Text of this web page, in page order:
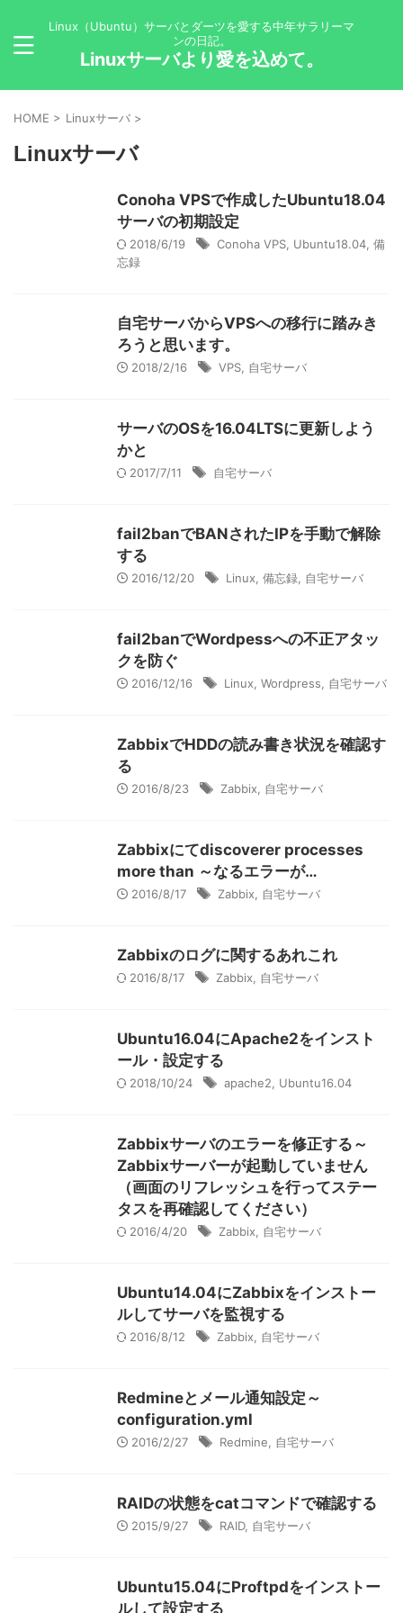
Linux（Ubuntu）サーバとダーツを愛する中年サラリーマ
ンの日記。
Linuxサーバより愛を込めて。
HOME > Linuxサーバ >
Linuxサーバ
Conoha VPSで作成したUbuntu18.04
サーバの初期設定
2018/6/19 Conoha VPS Ubuntu18.04 備
忘録
自宅サーバからVPSへの移行に踏みき
ろうと思います。
2018/2/16 VPS 自宅サーバ
サーバのOSを16.04LTSに更新しよう
かと
2017/7/11 自宅サーバ
fail2banでBANされたIPを手動で解除
する
2016/12/20 Linux 備忘録 自宅サーバ
fail2banでWordpessへの不正アタッ
クを防ぐ
2016/12/16 Linux Wordpress 自宅サーバ
ZabbixでHDDの読み書き状況を確認す
る
2016/8/23 Zabbix 自宅サーバ
Zabbixにてdiscoverer processes
more than ～なるエラーが…
2016/8/17 Zabbix 自宅サーバ
Zabbixのログに関するあれこれ
2016/8/17 Zabbix 自宅サーバ
Ubuntu16.04にApache2をインスト
ール・設定する
2018/10/24 apache2 Ubuntu16.04
Zabbixサーバのエラーを修正する～
Zabbixサーバーが起動していません
（画面のリフレッシュを行ってステー
タスを再確認してください）
2016/4/20 Zabbix 自宅サーバ
Ubuntu14.04にZabbixをインストー
ルしてサーバを監視する
2016/8/12 Zabbix 自宅サーバ
Redmineとメール通知設定～
configuration.yml
2016/2/27 Redmine 自宅サーバ
RAIDの状態をcatコマンドで確認する
2015/9/27 RAID, 自宅サーバ
Ubuntu15.04にProftpdをインストー
ルして設定する